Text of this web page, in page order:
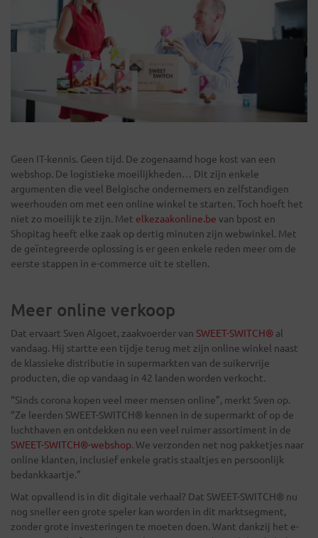
Geen IT-kennis. Geen tijd. De zogenaamd hoge kost van een
webshop. De logistieke moeilijkheden… Dit zijn enkele
argumenten die veel Belgische ondernemers en zelfstandigen
weerhouden om met een online winkel te starten. Toch hoeft het
niet zo moeilijk te zijn. Met elkezaakonline.be van bpost en
Shopitag heeft elke zaak op dertig minuten zijn webwinkel. Met
de geïntegreerde oplossing is er geen enkele reden meer om de
eerste stappen in e-commerce uit te stellen.
Meer online verkoop
Dat ervaart Sven Algoet, zaakvoerder van SWEET-SWITCH® al
vandaag. Hij startte een tijdje terug met zijn online winkel naast
de klassieke distributie in supermarkten van de suikervrije
producten, die op vandaag in 42 landen worden verkocht.
“Sinds corona kopen veel meer mensen online”, merkt Sven op.
“Ze leerden SWEET-SWITCH® kennen in de supermarkt of op de
luchthaven en ontdekken nu een veel ruimer assortiment in de
SWEET-SWITCH®-webshop . We verzonden net nog pakketjes naar
online klanten, inclusief enkele gratis staaltjes en persoonlijk
bedankkaartje.”
Wat opvallend is in dit digitale verhaal? Dat SWEET-SWITCH® nu
nog sneller een grote speler kan worden in dit marktsegment,
zonder grote investeringen te moeten doen. Want dankzij het e-